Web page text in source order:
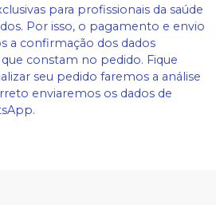
para profissionais da saúde
Por isso, o pagamento e envio
a confirmação dos dados
que constam no pedido. Fique
seu pedido faremos a análise
enviaremos os dados de